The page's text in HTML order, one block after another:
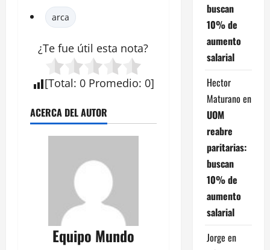
arca
¿Te fue útil esta nota?
[Total: 0 Promedio: 0]
ACERCA DEL AUTOR
Equipo Mundo
buscan
10% de
aumento
salarial
Hector
Maturano en
UOM
reabre
paritarias:
buscan
10% de
aumento
salarial
Jorge en